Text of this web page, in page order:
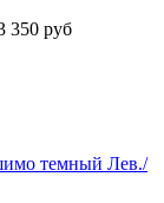
350 руб
темный Лев./